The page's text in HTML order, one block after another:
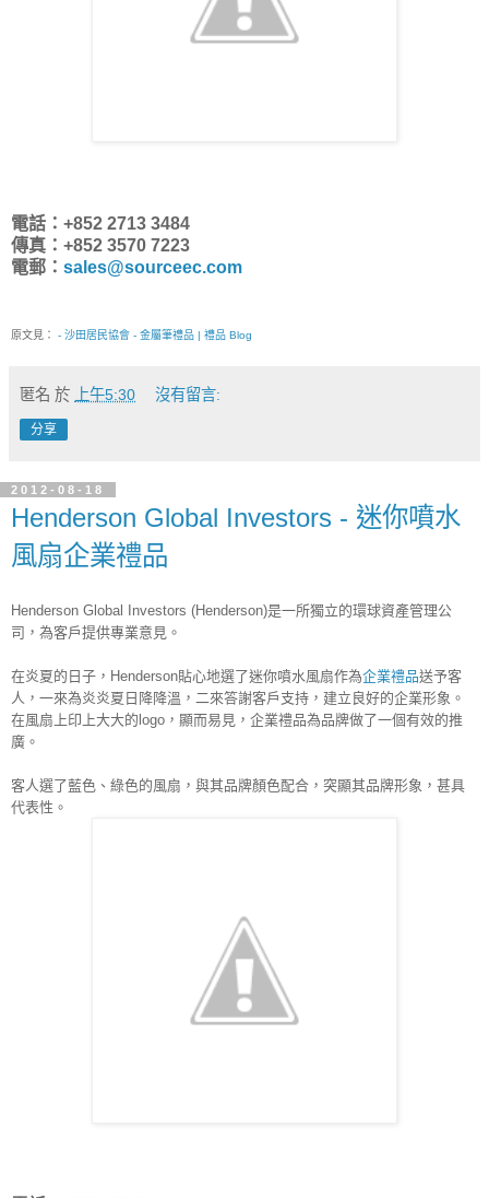
電話：+852 2713 3484
傳真：+852 3570 7223
電郵： sales@sourceec.com
原文見： - 沙田居民協會 - 金屬筆禮品 | 禮品 Blog
匿名 於 上午5:30 沒有留言:
分享
2012-08-18
Henderson Global Investors - 迷你噴水
風扇企業禮品
Henderson Global Investors (Henderson)是一所獨立的環球資產管理公
司，為客戶提供專業意見。
在炎夏的日子，Henderson貼心地選了迷你噴水風扇作為企業禮品送予客
人，一來為炎炎夏日降降溫，二來答謝客戶支持，建立良好的企業形象。
在風扇上印上大大的logo，顯而易見，企業禮品為品牌做了一個有效的推
廣。
客人選了藍色、綠色的風扇，與其品牌顏色配合，突顯其品牌形象，甚具
代表性。